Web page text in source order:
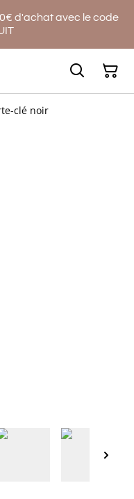
d'achat avec le code
clé noir